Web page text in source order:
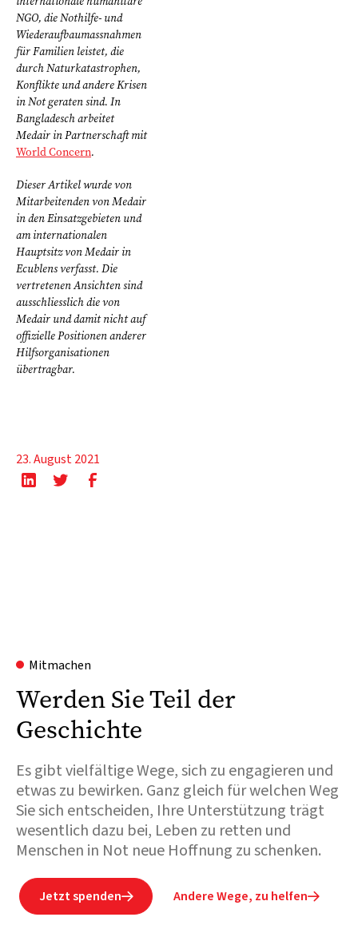
NGO, die Nothilfe- und
Wiederaufbaumassnahmen
für Familien leistet, die
durch Naturkatastrophen,
Konflikte und andere Krisen
in Not geraten sind. In
Bangladesch arbeitet
Medair in Partnerschaft mit
World Concern.
Dieser Artikel wurde von
Mitarbeitenden von Medair
in den Einsatzgebieten und
am internationalen
Hauptsitz von Medair in
Ecublens verfasst. Die
vertretenen Ansichten sind
ausschliesslich die von
Medair und damit nicht auf
offizielle Positionen anderer
Hilfsorganisationen
übertragbar.
23. August 2021
Mitmachen
Werden Sie Teil der
Geschichte
Es gibt vielfältige Wege, sich zu engagieren und
etwas zu bewirken. Ganz gleich für welchen Weg
Sie sich entscheiden, Ihre Unterstützung trägt
wesentlich dazu bei, Leben zu retten und
Menschen in Not neue Hoffnung zu schenken.
Jetzt spenden Andere Wege, zu helfen